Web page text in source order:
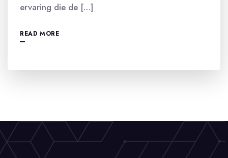
ervaring die de […]
READ MORE